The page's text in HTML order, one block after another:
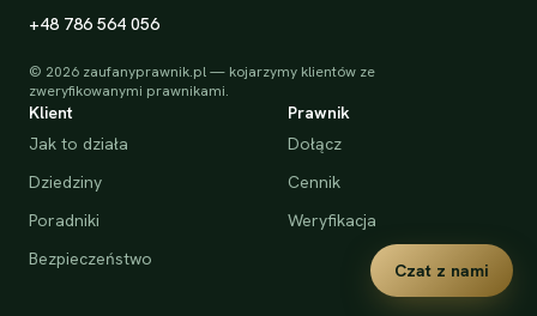
+48 786 564 056
© 2026 zaufanyprawnik.pl — kojarzymy klientów ze
zweryfikowanymi prawnikami.
Klient
Jak to działa
Dziedziny
Poradniki
Bezpieczeństwo
Prawnik
Dołącz
Cennik
Weryfikacja
Czat z nami